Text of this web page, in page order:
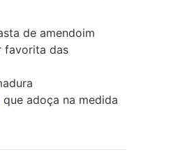
de amendoim
favorita das
que adoça na medida